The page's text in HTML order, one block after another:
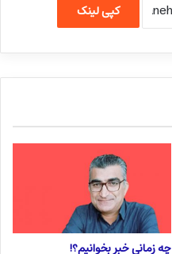
کپی لینک
چه زمانی خبر بخوانیم؟!